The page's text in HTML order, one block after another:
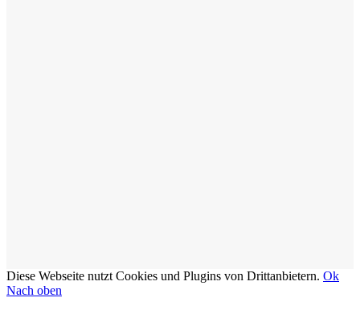
Diese Webseite nutzt Cookies und Plugins von Drittanbietern. Ok
Nach oben